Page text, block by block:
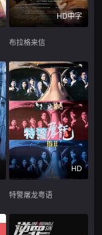
HD中字
布拉格来信
HD
特警屠龙粤语